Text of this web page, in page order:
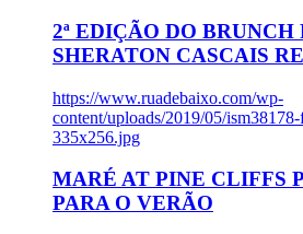
2ª EDIÇÃO DO BRUNCH
SHERATON CASCAIS
https://www.ruadebaixo.com/wp-
content/uploads/2019/05/
335x256.jpg
MARÉ AT PINE CLIFFS
PARA O VERÃO